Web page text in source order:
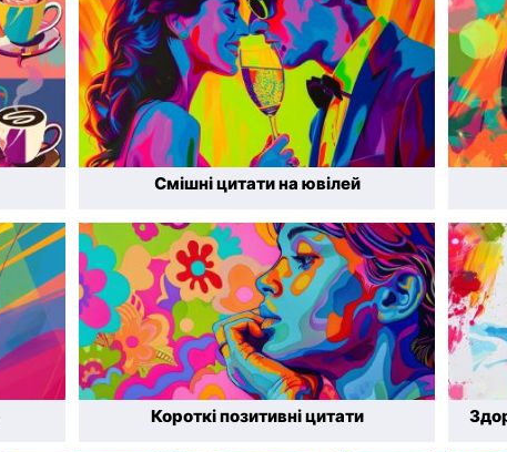
Смішні цитати на ювілей
Короткі позитивні цитати